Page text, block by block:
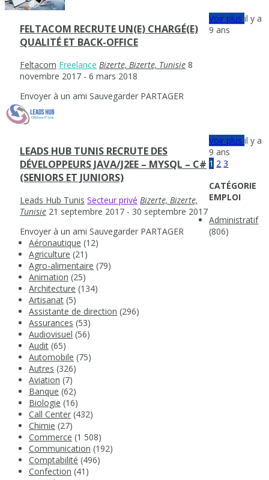
FELTACOM RECRUTE UN(E) CHARGÉ(E)
QUALITÉ ET BACK-OFFICE
Feltacom Freelance Bizerte, Bizerte, Tunisie 8
novembre 2017 - 6 mars 2018
Envoyer à un ami Sauvegarder PARTAGER
Voir plusil y a
9 ans
LEADS HUB TUNIS RECRUTE DES
DÉVELOPPEURS JAVA/J2EE – MYSQL – C#
(SENIORS ET JUNIORS)
Leads Hub Tunis Secteur privé Bizerte, Bizerte,
Tunisie 21 septembre 2017 - 30 septembre 2017
Envoyer à un ami Sauvegarder PARTAGER
Voir plusil y a
9 ans
1 2 3
CATÉGORIE
EMPLOI
Administratif
(806)
Aéronautique (12)
Agriculture (21)
Agro-alimentaire (79)
Animation (25)
Architecture (134)
Artisanat (5)
Assistante de direction (296)
Assurances (53)
Audiovisuel (56)
Audit (65)
Automobile (75)
Autres (326)
Aviation (7)
Banque (62)
Biologie (16)
Call Center (432)
Chimie (27)
Commerce (1 508)
Communication (192)
Comptabilité (496)
Confection (41)